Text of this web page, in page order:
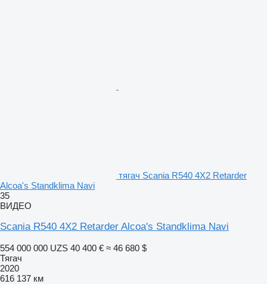
тягач Scania R540 4X2 Retarder
Alcoa's Standklima Navi
35
ВИДЕО
Scania R540 4X2 Retarder Alcoa's Standklima Navi
554 000 000 UZS 40 400 € ≈ 46 680 $
Тягач
2020
616 137 км